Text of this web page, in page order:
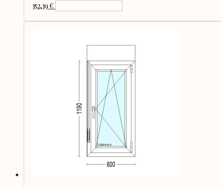
352,39€